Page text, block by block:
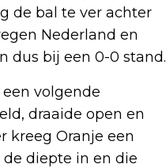
de bal te ver achter
Nederland en
dus bij een 0-0 stand.
volgende
draaide open en
kreeg Oranje een
diepte in en die